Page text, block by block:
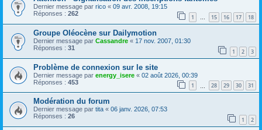
Dernier message par rico « 09 avr. 2008, 19:15
Réponses : 262 1 … 15 16 17 18
Groupe Oléocène sur Dailymotion
Dernier message par Cassandre « 17 nov. 2007, 01:30
Réponses : 31 1 2 3
Problème de connexion sur le site
Dernier message par energy_isere « 02 août 2026, 00:39
Réponses : 453 1 28 29 30 31
Modération du forum
Dernier message par tita « 06 janv. 2026, 07:53
Réponses : 26 1 2